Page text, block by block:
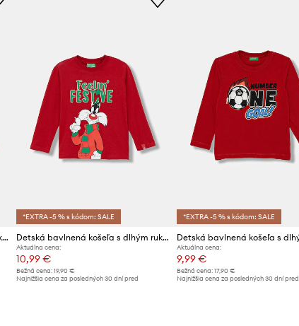
Detská bavlnená košeľa s dlhým rukávom United Colors of Benetton
*EXTRA -5 % s kódom: SALE
Detská bavlnená košeľa s dlhým rukávom United Colors of Benetton
Aktuálna cena:
10,99 €
Bežná cena:19,90 €
Najnižšia cena za posledných 30 dní pred
*EXTRA -5 % s kódom: SALE
Aktuálna cena:
9,99 €
Bežná cena: 17,90 €
Najnižšia cena za posledných 30 dní pred